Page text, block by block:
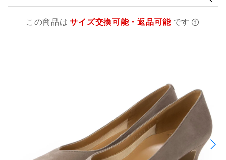
この商品はサイズ交換可能・返品可能 です